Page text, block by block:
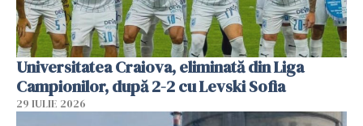
Universitatea Craiova, eliminată din Liga
Campionilor, după 2-2 cu Levski Sofia
29 IULIE 2026